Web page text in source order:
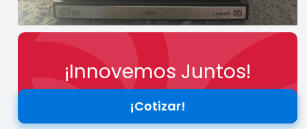
¡Innovemos Juntos!
¡Cotizar!